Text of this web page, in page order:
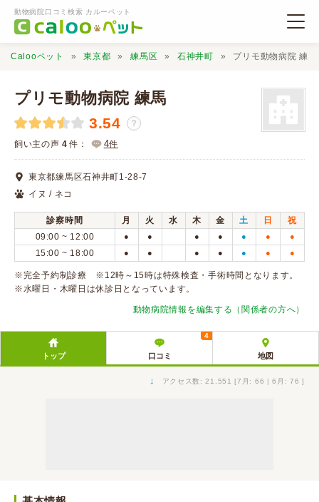
動物病院口コミ検索 カルーペット
動物病院検索
口コミ検索
Calooペットとは？
口コミ投稿
Calooペット 東京都 練馬区 石神井町 プリモ動物病院 練馬
プリモ動物病院 練馬
3.54 ？
飼い主の声 4 件： 4件
東京都練馬区石神井町1-28-7
イヌ / ネコ
診察時間 月 火 水 木 金 土 日
祝
09:00 ~ 12:00
● ● ● ● ● ● ●
15:00 ~ 18:00 ● ● ● ● ● ● ●
※完全予約制診療 ※12時～15時は特殊検査・手術時間となります。
※水曜日・木曜日は休診日となっています。
動物病院情報を編集する（関係者の方へ）
トップ 口コミ
4
地図
↓ アクセス数: 21,551 [7月: 66 | 6月: 76 ]